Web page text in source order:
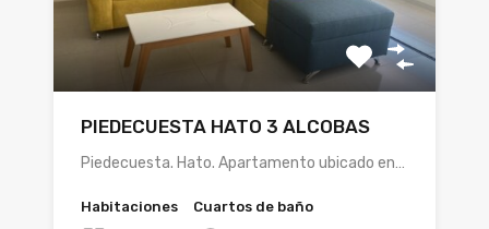
PIEDECUESTA HATO 3 ALCOBAS
Piedecuesta. Hato. Apartamento ubicado en…
Habitaciones Cuartos de baño